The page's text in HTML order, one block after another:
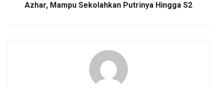
Azhar, Mampu Sekolahkan Putrinya Hingga S2